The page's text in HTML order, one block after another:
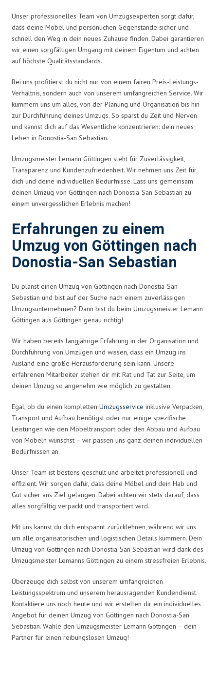
Unser professionelles Team von Umzugsexperten sorgt dafür,
dass deine Möbel und persönlichen Gegenstände sicher und
schnell den Weg in dein neues Zuhause finden. Dabei garantieren
wir einen sorgfältigen Umgang mit deinem Eigentum und achten
auf höchste Qualitätsstandards.
Bei uns profitierst du nicht nur von einem fairen Preis-Leistungs-
Verhältnis, sondern auch von unserem umfangreichen Service. Wir
kümmern uns um alles, von der Planung und Organisation bis hin
zur Durchführung deines Umzugs. So sparst du Zeit und Nerven
und kannst dich auf das Wesentliche konzentrieren: dein neues
Leben in Donostia-San Sebastian.
Umzugsmeister Lemann Göttingen steht für Zuverlässigkeit,
Transparenz und Kundenzufriedenheit. Wir nehmen uns Zeit für
dich und deine individuellen Bedürfnisse. Lass uns gemeinsam
deinen Umzug von Göttingen nach Donostia-San Sebastian zu
einem unvergesslichen Erlebnis machen!
Erfahrungen zu einem
Umzug von Göttingen nach
Donostia-San Sebastian
Du planst einen Umzug von Göttingen nach Donostia-San
Sebastian und bist auf der Suche nach einem zuverlässigen
Umzugsunternehmen? Dann bist du beim Umzugsmeister Lemann
Göttingen aus Göttingen genau richtig!
Wir haben bereits langjährige Erfahrung in der Organisation und
Durchführung von Umzügen und wissen, dass ein Umzug ins
Ausland eine große Herausforderung sein kann. Unsere
erfahrenen Mitarbeiter stehen dir mit Rat und Tat zur Seite, um
deinen Umzug so angenehm wie möglich zu gestalten.
Egal, ob du einen kompletten Umzugsservice inklusive Verpacken,
Transport und Aufbau benötigst oder nur einige spezifische
Leistungen wie den Möbeltransport oder den Abbau und Aufbau
von Möbeln wünschst – wir passen uns ganz deinen individuellen
Bedürfnissen an.
Unser Team ist bestens geschult und arbeitet professionell und
effizient. Wir sorgen dafür, dass deine Möbel und dein Hab und
Gut sicher ans Ziel gelangen. Dabei achten wir stets darauf, dass
alles sorgfältig verpackt und transportiert wird.
Mit uns kannst du dich entspannt zurücklehnen, während wir uns
um alle organisatorischen und logistischen Details kümmern. Dein
Umzug von Göttingen nach Donostia-San Sebastian wird dank des
Umzugsmeister Lemanns Göttingen zu einem stressfreien Erlebnis.
Überzeuge dich selbst von unserem umfangreichen
Leistungsspektrum und unserem herausragenden Kundendienst.
Kontaktiere uns noch heute und wir erstellen dir ein individuelles
Angebot für deinen Umzug von Göttingen nach Donostia-San
Sebastian. Wähle den Umzugsmeister Lemann Göttingen – dein
Partner für einen reibungslosen Umzug!